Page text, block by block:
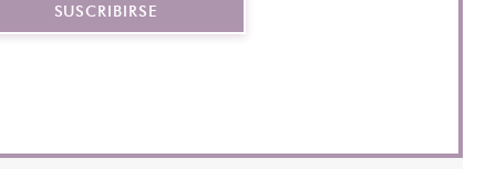
SUSCRIBIRSE